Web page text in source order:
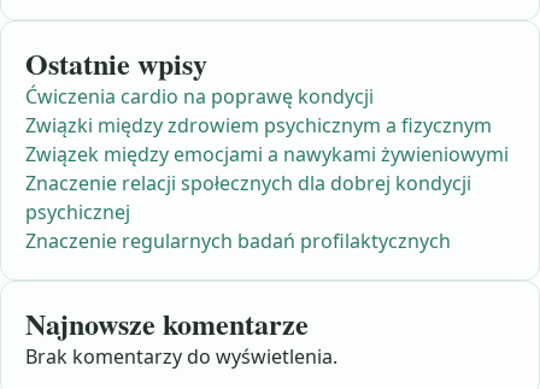
Ostatnie wpisy
Ćwiczenia cardio na poprawę kondycji
Związki między zdrowiem psychicznym a fizycznym
Związek między emocjami a nawykami żywieniowymi
Znaczenie relacji społecznych dla dobrej kondycji
psychicznej
Znaczenie regularnych badań profilaktycznych
Najnowsze komentarze
Brak komentarzy do wyświetlenia.